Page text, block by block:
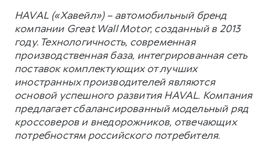
HAVAL («Хавейл») – автомобильный бренд
компании Great Wall Motor, созданный в 2013
году. Технологичность, современная
производственная база, интегрированная сеть
поставок комплектующих от лучших
иностранных производителей являются
основой успешного развития HAVAL. Компания
предлагает сбалансированный модельный ряд
кроссоверов и внедорожников, отвечающих
потребностям российского потребителя.